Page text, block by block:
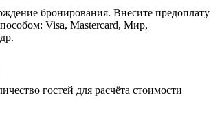
бронирования. Внесите предоплату
Visa, Mastercard, Мир,
гостей для расчёта стоимости